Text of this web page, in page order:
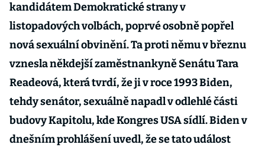
kandidátem Demokratické strany v
listopadových volbách, poprvé osobně popřel
nová sexuální obvinění. Ta proti němu v březnu
vznesla někdejší zaměstnankyně Senátu Tara
Readeová, která tvrdí, že ji v roce 1993 Biden,
tehdy senátor, sexuálně napadl v odlehlé části
budovy Kapitolu, kde Kongres USA sídlí. Biden v
dnešním prohlášení uvedl, že se tato událost